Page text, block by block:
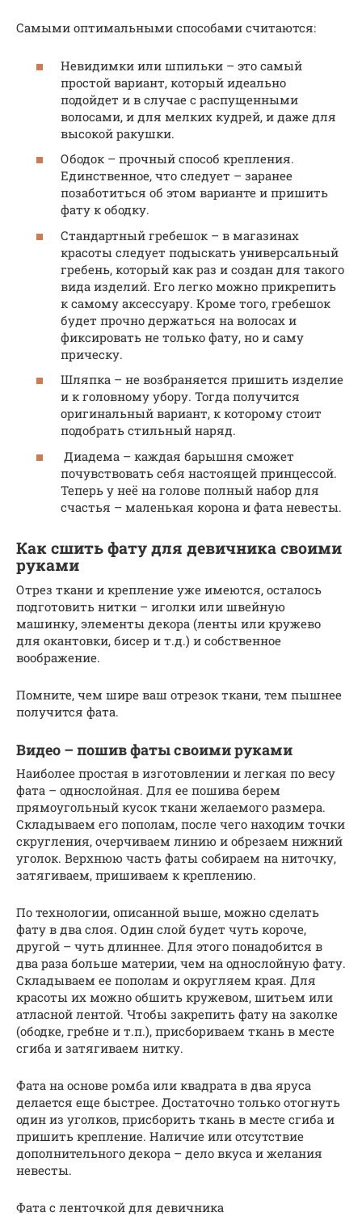
Самыми оптимальными способами считаются:
Невидимки или шпильки – это самый
простой вариант, который идеально
подойдет и в случае с распущенными
волосами, и для мелких кудрей, и даже для
высокой ракушки.
Ободок – прочный способ крепления.
Единственное, что следует – заранее
позаботиться об этом варианте и пришить
фату к ободку.
Стандартный гребешок – в магазинах
красоты следует подыскать универсальный
гребень, который как раз и создан для такого
вида изделий. Его легко можно прикрепить
к самому аксессуару. Кроме того, гребешок
будет прочно держаться на волосах и
фиксировать не только фату, но и саму
прическу.
Шляпка – не возбраняется пришить изделие
и к головному убору. Тогда получится
оригинальный вариант, к которому стоит
подобрать стильный наряд.
Диадема – каждая барышня сможет
почувствовать себя настоящей принцессой.
Теперь у неё на голове полный набор для
счастья – маленькая корона и фата невесты.
Как сшить фату для девичника своими
руками
Отрез ткани и крепление уже имеются, осталось
подготовить нитки – иголки или швейную
машинку, элементы декора (ленты или кружево
для окантовки, бисер и т.д.) и собственное
воображение.
Помните, чем шире ваш отрезок ткани, тем пышнее
получится фата.
Видео – пошив фаты своими руками
Наиболее простая в изготовлении и легкая по весу
фата – однослойная. Для ее пошива берем
прямоугольный кусок ткани желаемого размера.
Складываем его пополам, после чего находим точки
скругления, очерчиваем линию и обрезаем нижний
уголок. Верхнюю часть фаты собираем на ниточку,
затягиваем, пришиваем к креплению.
По технологии, описанной выше, можно сделать
фату в два слоя. Один слой будет чуть короче,
другой – чуть длиннее. Для этого понадобится в
два раза больше материи, чем на однослойную фату.
Складываем ее пополам и округляем края. Для
красоты их можно обшить кружевом, шитьем или
атласной лентой. Чтобы закрепить фату на заколке
(ободке, гребне и т.п.), присбориваем ткань в месте
сгиба и затягиваем нитку.
Фата на основе ромба или квадрата в два яруса
делается еще быстрее. Достаточно только отогнуть
один из уголков, присборить ткань в месте сгиба и
пришить крепление. Наличие или отсутствие
дополнительного декора – дело вкуса и желания
невесты.
Фата с ленточкой для девичника